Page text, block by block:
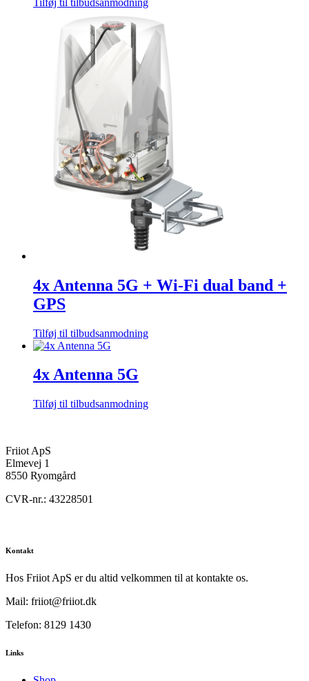
4x Antenna 5G + Wi-Fi dual band +
GPS
Tilføj til tilbudsanmodning
4x Antenna 5G
Tilføj til tilbudsanmodning
Friiot ApS
Elmevej 1
8550 Ryomgård
CVR-nr.: 43228501
Kontakt
Hos Friiot ApS er du altid velkommen til at kontakte os.
Mail: friiot@friiot.dk
Telefon: 8129 1430
Links